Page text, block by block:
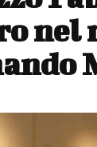
nel